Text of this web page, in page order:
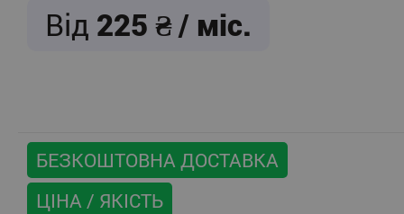
Від 225 / міс.
БЕЗКОШТОВНА ДОСТАВКА
ЦІНА / ЯКІСТЬ